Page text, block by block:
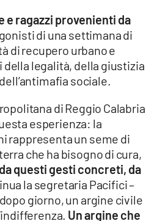
e ragazzi provenienti da
di una settimana di
di recupero urbano e
legalità, della giustizia
sociale.
di Reggio Calabria
esperienza: la
rappresenta un seme di
che ha bisogno di cura,
questi gesti concreti, da
la segretaria Pacifici –
giorno, un argine civile
Un argine che